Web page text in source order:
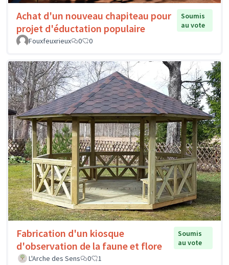
Achat d'un nouveau chapiteau pour
projet d'éductation populaire
Soumis
au vote
Fouxfeuxrieux
0 0
Fabrication d'un kiosque
d'observation de la faune et flore
Soumis
au vote
L'Arche des Sens
0 1